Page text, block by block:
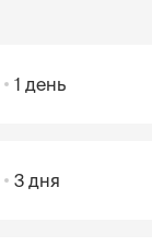
1 день
3 дня